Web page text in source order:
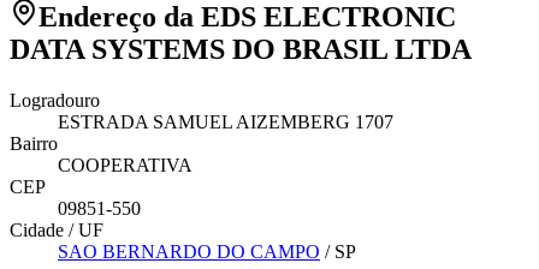
Endereço da EDS ELECTRONIC
DATA SYSTEMS DO BRASIL LTDA
Logradouro
ESTRADA SAMUEL AIZEMBERG 1707
Bairro
COOPERATIVA
CEP
09851-550
Cidade / UF
SAO BERNARDO DO CAMPO / SP